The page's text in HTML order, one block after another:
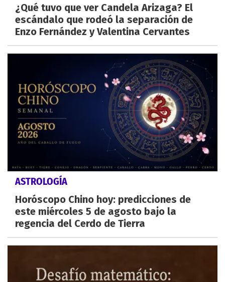
¿Qué tuvo que ver Candela Arizaga? El
escándalo que rodeó la separación de
Enzo Fernández y Valentina Cervantes
ASTROLOGÍA
Horóscopo Chino hoy: predicciones de
este miércoles 5 de agosto bajo la
regencia del Cerdo de Tierra